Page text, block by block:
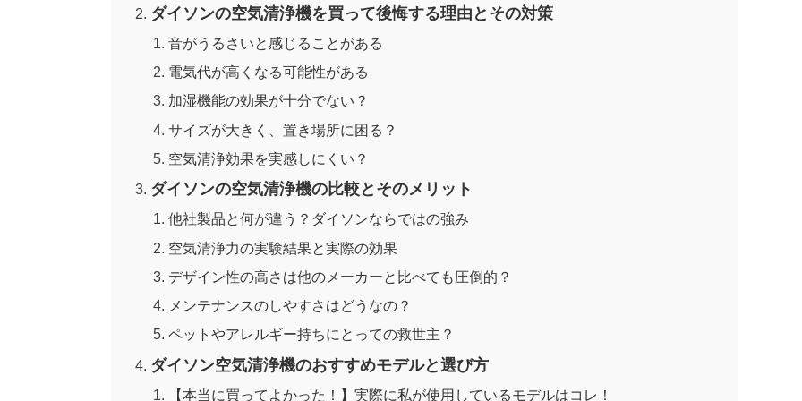
ダイソンの空気清浄機を買って後悔する理由とその対策
音がうるさいと感じることがある
電気代が高くなる可能性がある
加湿機能の効果が十分でない？
サイズが大きく、置き場所に困る？
空気清浄効果を実感しにくい？
ダイソンの空気清浄機の比較とそのメリット
他社製品と何が違う？ダイソンならではの強み
空気清浄力の実験結果と実際の効果
デザイン性の高さは他のメーカーと比べても圧倒的？
メンテナンスのしやすさはどうなの？
ペットやアレルギー持ちにとっての救世主？
ダイソン空気清浄機のおすすめモデルと選び方
【本当に買ってよかった！】実際に私が使用しているモデルはコレ！